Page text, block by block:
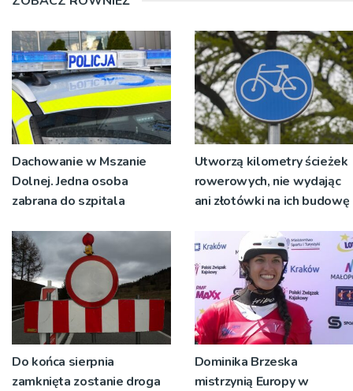
Dachowanie w Mszanie
Dolnej. Jedna osoba
zabrana do szpitala
Utworzą kilometry ścieżek
rowerowych, nie wydając
ani złotówki na ich budowę
Do końca sierpnia
zamknięta zostanie droga
Dominika Brzeska
mistrzynią Europy w